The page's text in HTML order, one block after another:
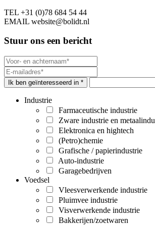
TEL +31 (0)78 684 54 44
EMAIL website@bolidt.nl
Stuur ons een bericht
Ik ben geïnteresseerd in *
Industrie
Farmaceutische industrie
Zware industrie en
Elektronica en hightech
(Petro)chemie
Grafische / papierindustrie
Auto-industrie
Garagebedrijven
Voedsel
Vleesverwerkende industrie
Pluimvee industrie
Visverwerkende industrie
Bakkerijen/zoetwaren